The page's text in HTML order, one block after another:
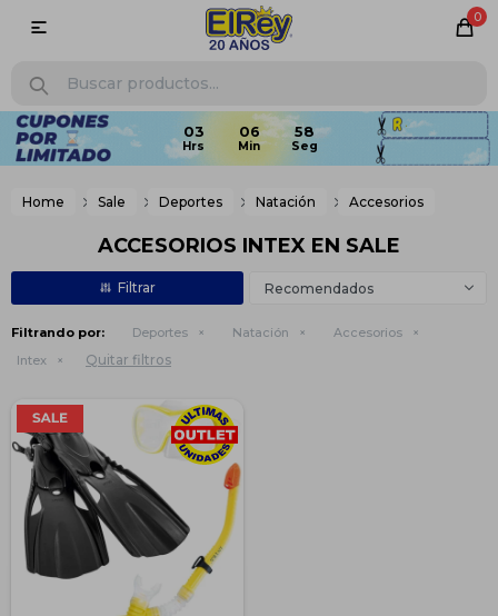
0

06 58
Home Sale Deportes Natación Accesorios
ACCESORIOS INTEX EN SALE
Recomendados
Filtrando por: Deportes Natación
Accesorios
Intex
Quitar filtros